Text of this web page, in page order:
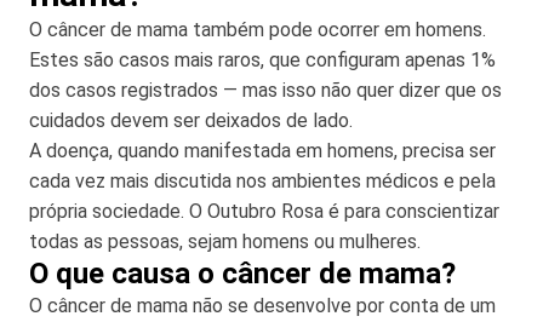
O câncer de mama também pode ocorrer em homens.
Estes são casos mais raros, que configuram apenas 1%
dos casos registrados — mas isso não quer dizer que os
cuidados devem ser deixados de lado.
A doença, quando manifestada em homens, precisa ser
cada vez mais discutida nos ambientes médicos e pela
própria sociedade. O Outubro Rosa é para conscientizar
todas as pessoas, sejam homens ou mulheres.
O que causa o câncer de mama?
O câncer de mama não se desenvolve por conta de um